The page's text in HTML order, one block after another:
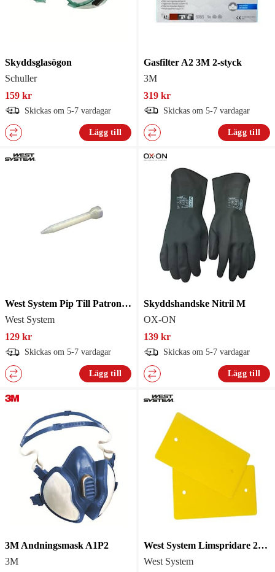
Skyddsglasögon
Schuller
159 kr
Skickas om 5-7 vardagar
Lägg till
Gasfilter A2 3M 2-styck
3M
319 kr
Skickas om 5-7 vardagar
Lägg till
West System Pip Till Patron Epoxilim Six10
West System
129 kr
Skickas om 5-7 vardagar
Lägg till
Skyddshandske Nitril M
OX-ON
139 kr
Skickas om 5-7 vardagar
Lägg till
3M Andningsmask A1P2
3M
West System Limspridare 2-pack 808-2
West System